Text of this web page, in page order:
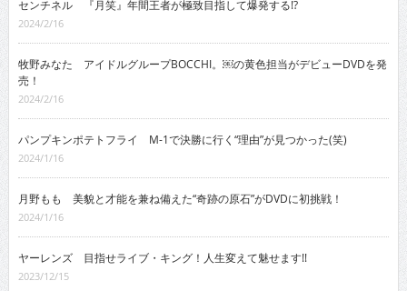
センチネル 『月笑』年間王者が極致目指して爆発する!?
2024/2/16
牧野みなた アイドルグループBOCCHI。￼の黄色担当がデビューDVDを発
売！
2024/2/16
パンプキンポテトフライ M-1で決勝に行く“理由”が見つかった(笑)
2024/1/16
月野もも 美貌と才能を兼ね備えた“奇跡の原石”がDVDに初挑戦！
2024/1/16
ヤーレンズ 目指せライブ・キング！人生変えて魅せます!!
2023/12/15